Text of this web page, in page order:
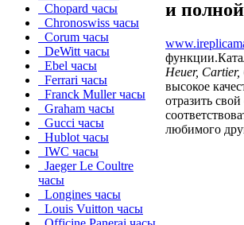
Chopard часы
Chronoswiss часы
Corum часы
DeWitt часы
Ebel часы
Ferrari часы
Franck Muller часы
Graham часы
Gucci часы
Hublot часы
IWC часы
Jaeger Le Coultre
часы
Longines часы
Louis Vuitton часы
и
Heuer,
высокое
отразить
любимого